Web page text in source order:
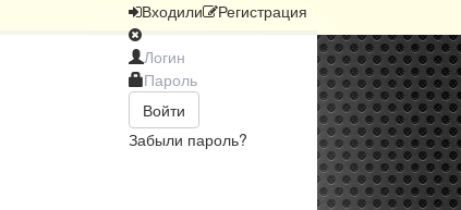
Входили Регистрация
Войти
Забыли пароль?